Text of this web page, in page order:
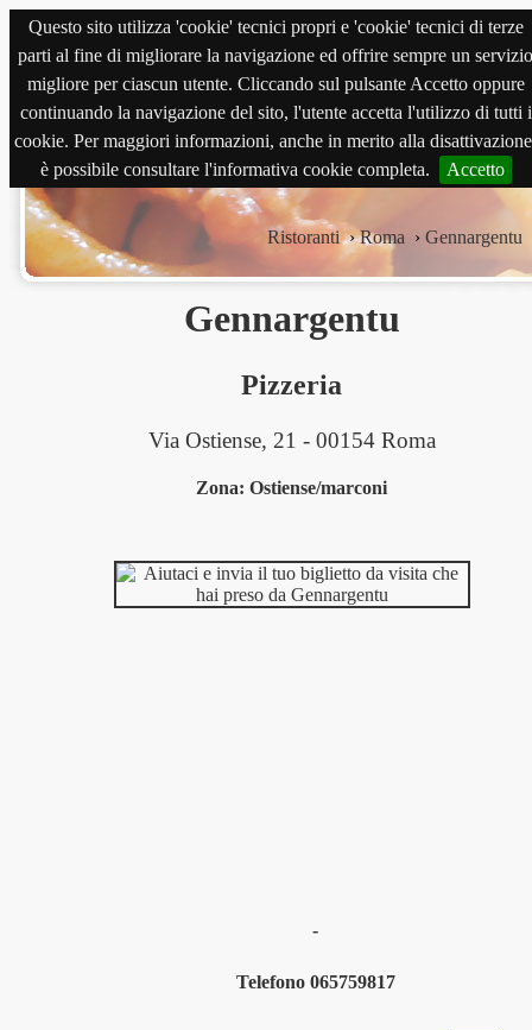
Questo sito utilizza 'cookie' tecnici propri e 'cookie' tecnici di terze
parti al fine di migliorare la navigazione ed offrire sempre un servizio
migliore per ciascun utente. Cliccando sul pulsante Accetto oppure
continuando la navigazione del sito, l'utente accetta l'utilizzo di tutti i
cookie. Per maggiori informazioni, anche in merito alla
è possibile consultare l'informativa cookie completa.
Accetto
magnabene.com
Ristoranti ›Roma › Gennargentu
Gennargentu
Pizzeria
Via Ostiense, 21 - 00154 Roma
Zona: Ostiense/marconi
-
Telefono 065759817